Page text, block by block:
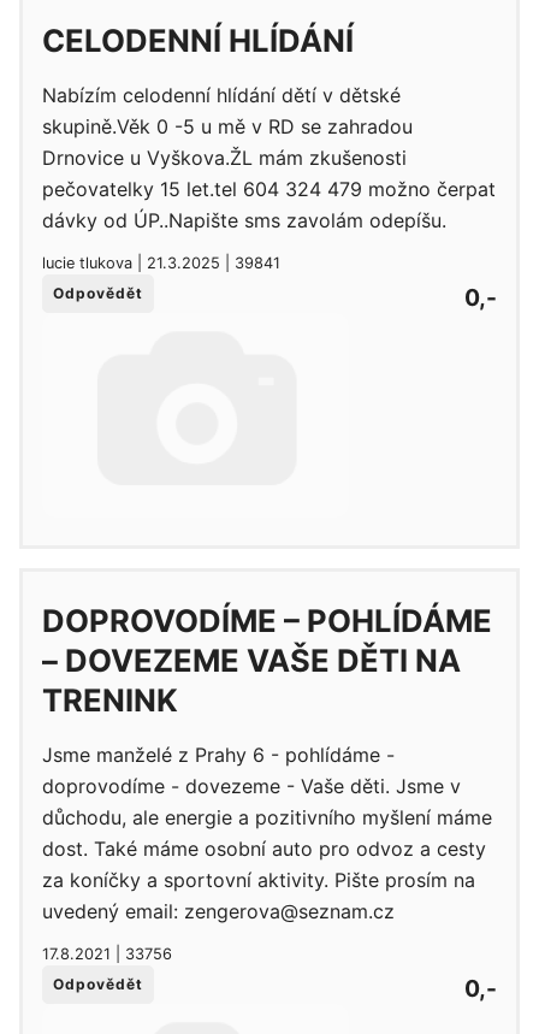
CELODENNÍ HLÍDÁNÍ
Nabízím celodenní hlídání dětí v dětské
skupině.Věk 0 -5 u mě v RD se zahradou
Drnovice u Vyškova.ŽL mám zkušenosti
pečovatelky 15 let.tel 604 324 479 možno čerpat
dávky od ÚP..Napište sms zavolám odepíšu.
lucie tlukova | 21.3.2025 | 39841
Odpovědět
0,-
DOPROVODÍME – POHLÍDÁME
– DOVEZEME VAŠE DĚTI NA
TRENINK
Jsme manželé z Prahy 6 - pohlídáme -
doprovodíme - dovezeme - Vaše děti. Jsme v
důchodu, ale energie a pozitivního myšlení máme
dost. Také máme osobní auto pro odvoz a cesty
za koníčky a sportovní aktivity. Pište prosím na
uvedený email: zengerova@seznam.cz
17.8.2021 | 33756
Odpovědět
0,-